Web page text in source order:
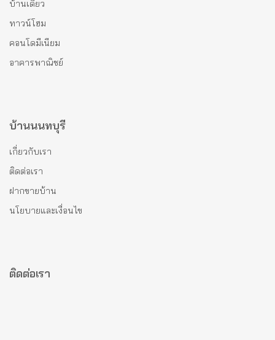
บ้านเดี่ยว
ทาวน์โฮม
คอนโดมีเนียม
อาคารพาณิชย์
บ้านนนทบุรี
เกี่ยวกับเรา
ติดต่อเรา
ฝากขายบ้าน
นโยบายและเงื่อนไข
ติดต่อเรา